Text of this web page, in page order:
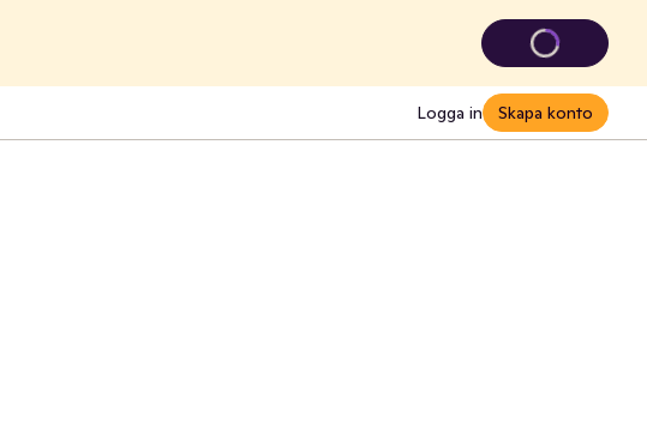
Logga in Skapa konto